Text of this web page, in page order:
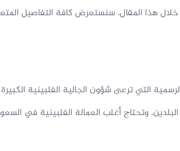
خلال هذا المقال، سنستعرض كافة التفاصيل
التي ترعى شؤون الجالية الفلبينية
وتحتاج أغلب العمالة الفلبينية في